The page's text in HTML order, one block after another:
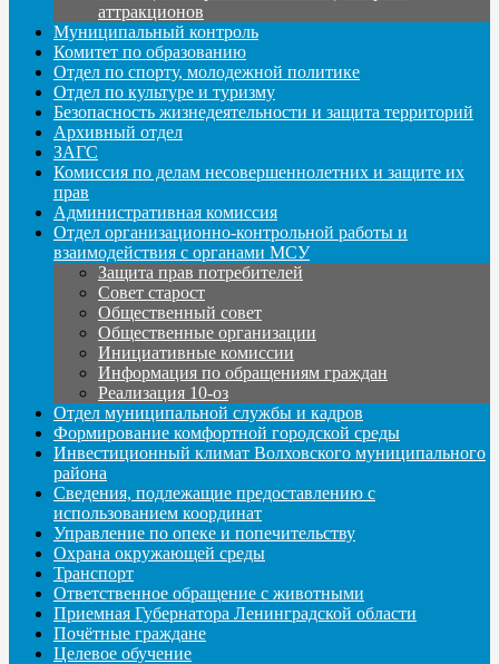
аттракционов
Муниципальный контроль
Комитет по образованию
Отдел по спорту, молодежной политике
Отдел по культуре и туризму
Безопасность жизнедеятельности и защита территорий
Архивный отдел
ЗАГС
Комиссия по делам несовершеннолетних и защите их
прав
Административная комиссия
Отдел организационно-контрольной работы и
взаимодействия с органами МСУ
Защита прав потребителей
Совет старост
Общественный совет
Общественные организации
Инициативные комиссии
Информация по обращениям граждан
Реализация 10-оз
Отдел муниципальной службы и кадров
Формирование комфортной городской среды
Инвестиционный климат Волховского муниципального
района
Сведения, подлежащие предоставлению с
использованием координат
Управление по опеке и попечительству
Охрана окружающей среды
Транспорт
Ответственное обращение с животными
Приемная Губернатора Ленинградской области
Почётные граждане
Целевое обучение